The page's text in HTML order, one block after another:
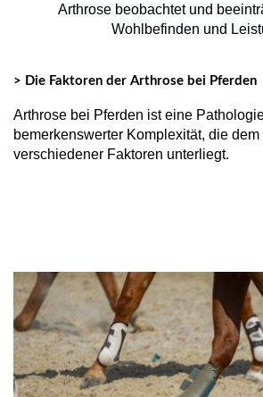
Arthrose beobachtet und
Wohlbefinden und
> Die Faktoren der Arthrose bei Pferden
Arthrose bei Pferden ist eine
bemerkenswerter Komplexität, die
verschiedener Faktoren unterliegt.